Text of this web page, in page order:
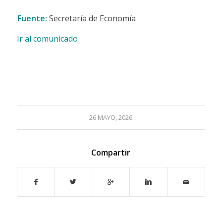
Fuente: Secretaría de Economía
Ir al comunicado
26 MAYO, 2026
Compartir